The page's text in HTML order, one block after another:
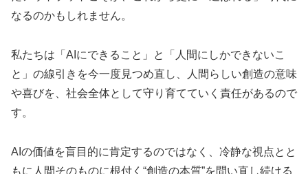
なるのかもしれません。
私たちは「AIにできること」と「人間にしかできないこ
と」の線引きを今一度見つめ直し、人間らしい創造の意味
や喜びを、社会全体として守り育てていく責任があるので
す。
AIの価値を盲目的に肯定するのではなく、冷静な視点とと
もに人間そのものに根付く“創造の本質”を問い直し続ける